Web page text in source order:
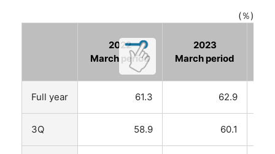
(％)
2022
March period
2023
March period
Full year 61.3 62.9
3Q 58.9 60.1